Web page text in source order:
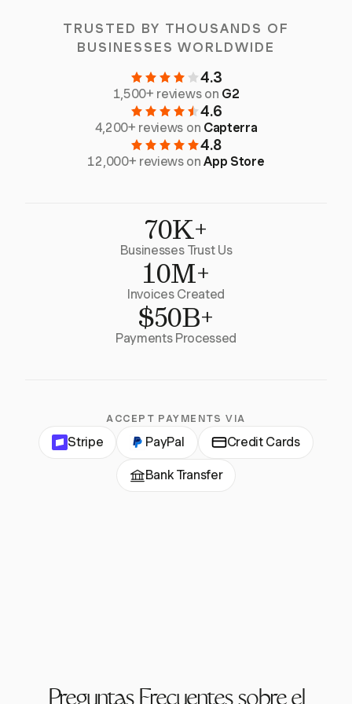
TRUSTED BY THOUSANDS OF
BUSINESSES WORLDWIDE
4.3
1,500+ reviews on G2
4.6
4,200+ reviews on Capterra
4.8
12,000+ reviews onApp Store
70K+
Businesses Trust Us
10M+
Invoices Created
$50B+
Payments Processed
ACCEPT PAYMENTS VIA
Stripe PayPal Credit Cards
Bank Transfer